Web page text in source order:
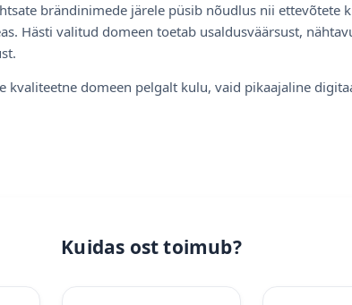
brändinimede järele püsib nõudlus nii ettevõtete
Hästi valitud domeen toetab usaldusväärsust,
kvaliteetne domeen pelgalt kulu, vaid pikaajaline
Kuidas ost toimub?